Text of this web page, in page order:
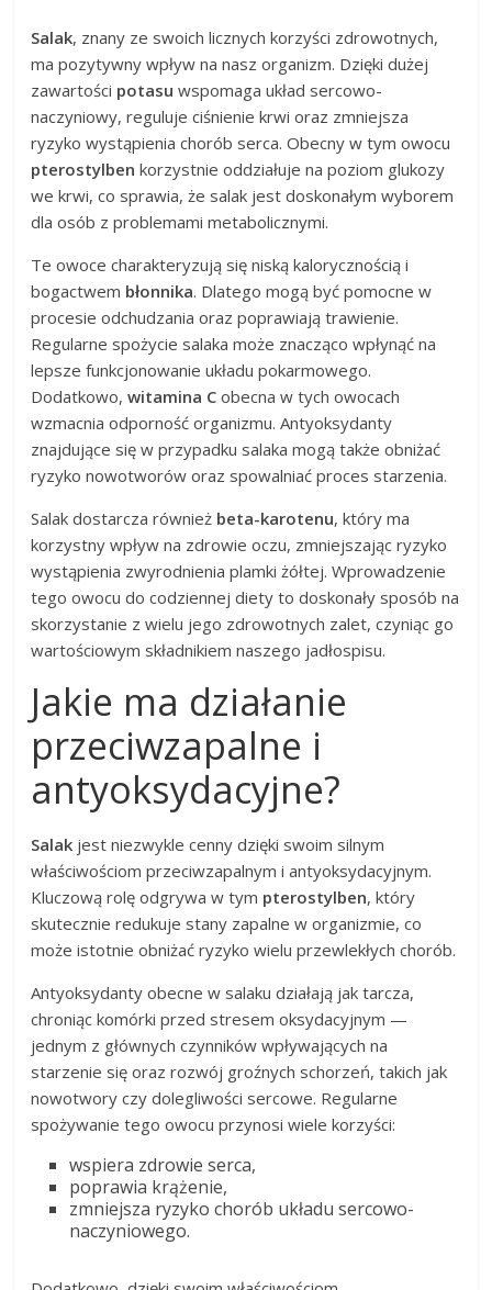
Salak, znany ze swoich licznych korzyści zdrowotnych,
ma pozytywny wpływ na nasz organizm. Dzięki dużej
zawartości potasu wspomaga układ sercowo-
naczyniowy, reguluje ciśnienie krwi oraz zmniejsza
ryzyko wystąpienia chorób serca. Obecny w tym owocu
pterostylben korzystnie oddziałuje na poziom glukozy
we krwi, co sprawia, że salak jest doskonałym wyborem
dla osób z problemami metabolicznymi.
Te owoce charakteryzują się niską kalorycznością i
bogactwem błonnika. Dlatego mogą być pomocne w
procesie odchudzania oraz poprawiają trawienie.
Regularne spożycie salaka może znacząco wpłynąć na
lepsze funkcjonowanie układu pokarmowego.
Dodatkowo,witamina C obecna w tych owocach
wzmacnia odporność organizmu. Antyoksydanty
znajdujące się w przypadku salaka mogą także obniżać
ryzyko nowotworów oraz spowalniać proces starzenia.
Salak dostarcza również beta-karotenu, który ma
korzystny wpływ na zdrowie oczu, zmniejszając ryzyko
wystąpienia zwyrodnienia plamki żółtej. Wprowadzenie
tego owocu do codziennej diety to doskonały sposób na
skorzystanie z wielu jego zdrowotnych zalet, czyniąc go
wartościowym składnikiem naszego jadłospisu.
Jakie ma działanie
przeciwzapalne i
antyoksydacyjne?
Salak jest niezwykle cenny dzięki swoim silnym
właściwościom przeciwzapalnym i antyoksydacyjnym.
Kluczową rolę odgrywa w tym pterostylben, który
skutecznie redukuje stany zapalne w organizmie, co
może istotnie obniżać ryzyko wielu przewlekłych chorób.
Antyoksydanty obecne w salaku działają jak tarcza,
chroniąc komórki przed stresem oksydacyjnym —
jednym z głównych czynników wpływających na
starzenie się oraz rozwój groźnych schorzeń, takich jak
nowotwory czy dolegliwości sercowe. Regularne
spożywanie tego owocu przynosi wiele korzyści:
wspiera zdrowie serca,
poprawia krążenie,
zmniejsza ryzyko chorób układu sercowo-
naczyniowego.